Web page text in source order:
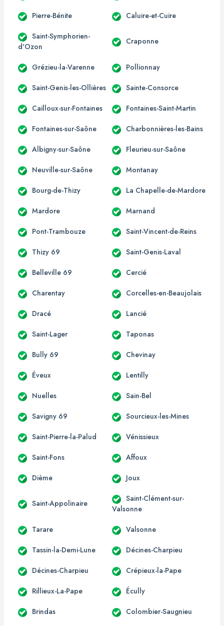
Pierre-Bénite Caluire-et-Cuire
Saint-Symphorien-
d'Ozon
Craponne
Grézieu-la-Varenne Pollionnay
Saint-Genis-les-Ollières Sainte-Consorce
Cailloux-sur-Fontaines Fontaines-Saint-Martin
Fontaines-sur-Saône Charbonnières-les-Bains
Albigny-sur-Saône Fleurieu-sur-Saône
Neuville-sur-Saône Montanay
Bourg-de-Thizy La Chapelle-de-Mardore
Mardore Marnand
Pont-Trambouze Saint-Vincent-de-Reins
Thizy 69 Saint-Genis-Laval
Belleville 69 Cercié
Charentay Corcelles-en-Beaujolais
Dracé Lancié
Saint-Lager Taponas
Bully 69 Chevinay
Éveux Lentilly
Nuelles Sain-Bel
Savigny 69 Sourcieux-les-Mines
Saint-Pierre-la-Palud Vénissieux
Saint-Fons Affoux
Dième Joux
Saint-Appolinaire
Saint-Clément-sur-
Valsonne
Tarare Valsonne
Tassin-la-Demi-Lune Décines-Charpieu
Décines-Charpieu Crépieux-la-Pape
Rillieux-La-Pape Écully
Brindas Colombier-Saugnieu